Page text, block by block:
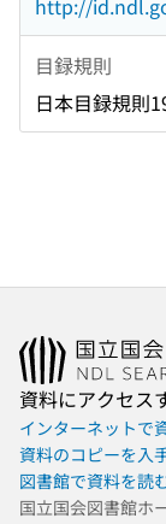
http://
目録規則
日本目録規則
資料にアクセス
インターネットで
資料のコピーを入
図書館で資料を読
国立国会図書館ホ